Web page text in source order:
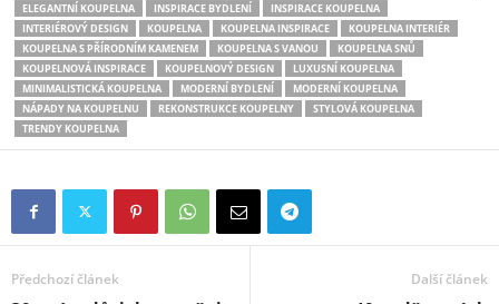
ELEGANTNÍ KOUPELNA
INSPIRACE BYDLENÍ
INSPIRACE KOUPELNA
INTERIÉROVÝ DESIGN
KOUPELNA KOUPELNA INSPIRACE
KOUPELNA INTERIÉR
KOUPELNA S PŘÍRODNÍM KAMENEM
KOUPELNA S VANOU
KOUPELNA SNŮ
KOUPELNOVÁ INSPIRACE
KOUPELNOVÝ DESIGN
LUXUSNÍ KOUPELNA
MINIMALISTICKÁ KOUPELNA
MODERNÍ BYDLENÍ
MODERNÍ KOUPELNA
NÁPADY NA KOUPELNU
REKONSTRUKCE KOUPELNY
STYLOVÁ KOUPELNA
TRENDY KOUPELNA
Předchozí článek Další článek